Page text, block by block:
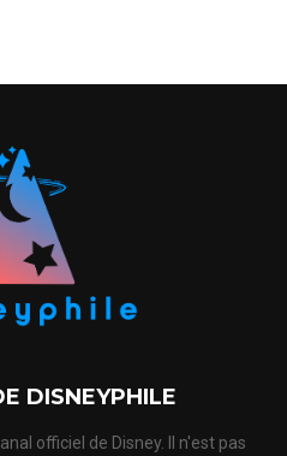
DISNEYPHILE
officiel de Disney. Il n'est pas